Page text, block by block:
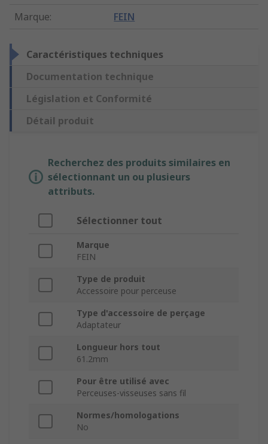
Marque: FEIN
Caractéristiques techniques
Documentation technique
Législation et Conformité
Détail produit
Recherchez des produits similaires en
sélectionnant un ou plusieurs
attributs.
Sélectionner tout
Marque
FEIN
Type de produit
Accessoire pour perceuse
Type d'accessoire de perçage
Adaptateur
Longueur hors tout
61.2mm
Pour être utilisé avec
Perceuses-visseuses sans fil
Normes/homologations
No